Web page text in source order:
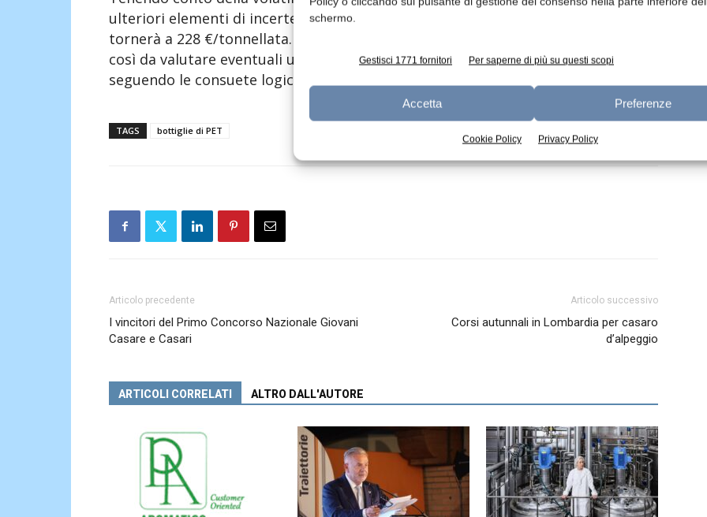
schermo.
Gestisci 1771 fornitori Per saperne di più su questi scopi
Accetta Preferenze
Cookie Policy Privacy Policy
ulteriori elementi di incertezza, dal 1° gennaio 2026 il valore della fascia B1.2
tornerà a 228 €/tonnellata. È in ogni caso previsto un monitoraggio trimestrale,
così da valutare eventuali ulteriori interventi correttivi sul CAC del 2026
seguendo le consuete logiche di preavviso ai soggetti interessati.
TAGS bottiglie di PET
Articolo precedente
I vincitori del Primo Concorso Nazionale Giovani
Casare e Casari
Articolo successivo
Corsi autunnali in Lombardia per casaro
d’alpeggio
ARTICOLI CORRELATI ALTRO DALL'AUTORE